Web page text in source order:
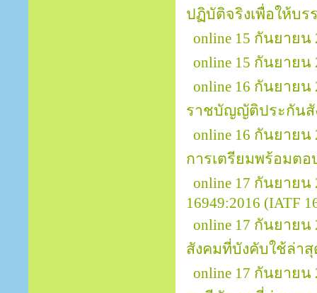
ปฏิบัติจริงเพื่อให้บร
online 15 กันยายน
online 15 กันยายน
online 16 กันยาย
ราชบัญญัติประกันสั
online 16 กันยาย
การเตรียมพร้อมต
online 17 กันยาย
16949:2016 (IATF
online 17 กันยาย
สังคมที่บังคับใช้ล่าสุ
online 17 กันยาย